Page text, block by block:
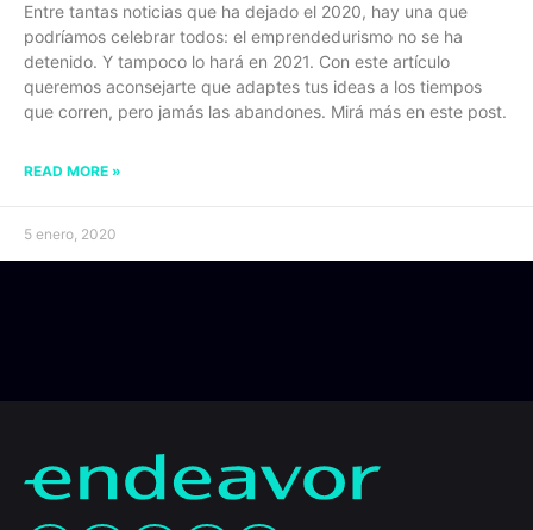
Entre tantas noticias que ha dejado el 2020, hay una que
podríamos celebrar todos: el emprendedurismo no se ha
detenido. Y tampoco lo hará en 2021. Con este artículo
queremos aconsejarte que adaptes tus ideas a los tiempos
que corren, pero jamás las abandones. Mirá más en este post.
READ MORE »
5 enero, 2020